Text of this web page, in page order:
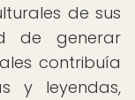
de sus
de generar
contribuía
y leyendas,